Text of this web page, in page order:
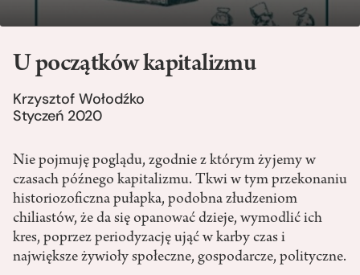
U początków kapitalizmu
Krzysztof Wołodźko
Styczeń 2020
Nie pojmuję poglądu, zgodnie z którym żyjemy w
czasach późnego kapitalizmu. Tkwi w tym przekonaniu
historiozoficzna pułapka, podobna złudzeniom
chiliastów, że da się opanować dzieje, wymodlić ich
kres, poprzez periodyzację ująć w karby czas i
największe żywioły społeczne, gospodarcze, polityczne.